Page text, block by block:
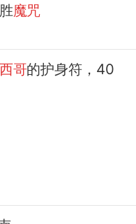
魔咒
哥的护身符，40